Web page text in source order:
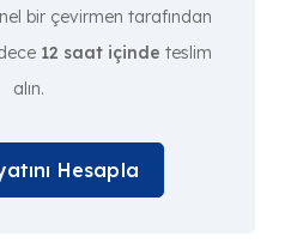
bir çevirmen tarafından
12 saat içinde teslim
alın.
Hesapla